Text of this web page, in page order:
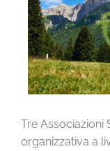
Tre Associazioni
organizzativa a